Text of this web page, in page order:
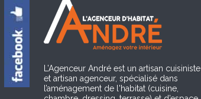
L’Agenceur André est un artisan cuisiniste
et artisan agenceur, spécialisé dans
l’aménagement de l'habitat (cuisine,